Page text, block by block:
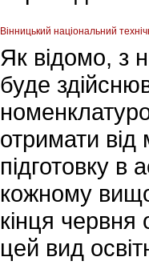
Вінницький національний
Як відомо, з
буде
отримати від
підготовку в
кожному
кінця червня
цей вид